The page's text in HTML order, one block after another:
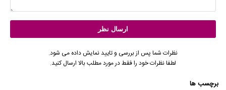
نظرات شما پس از بررسی و تایید نمایش داده می شود.
لطفا نظرات خود را فقط در مورد مطلب بالا ارسال کنید.
برچسب ها